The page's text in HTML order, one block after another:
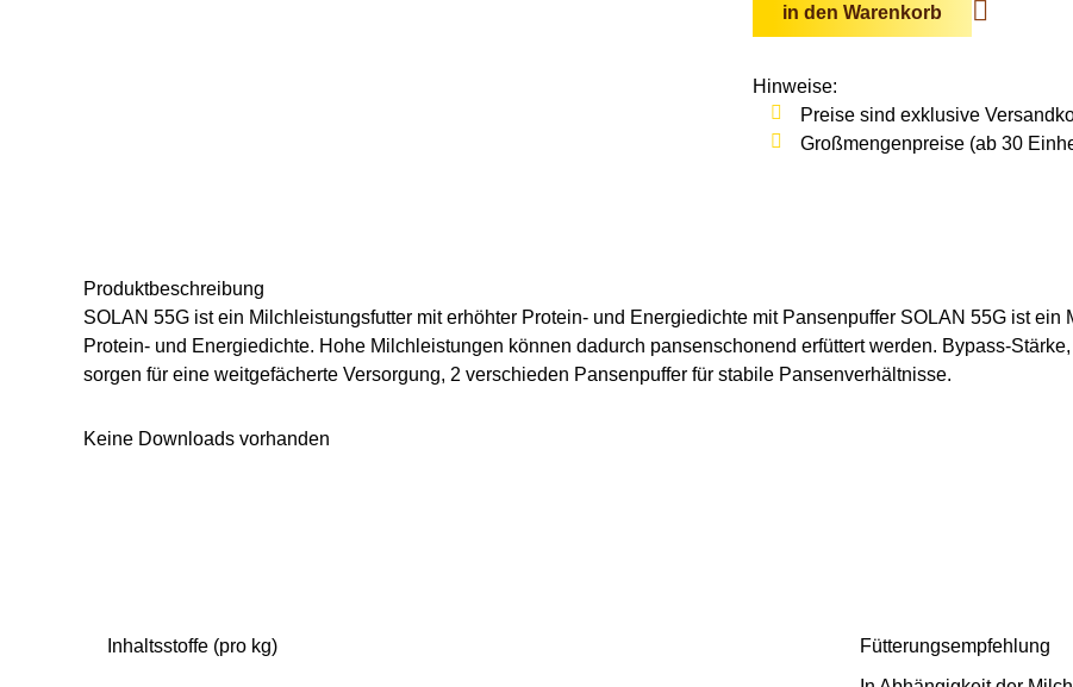
in den Warenkorb
Hinweise:
Preise sind exklusive
Großmengenpreise (ab 30
Produkt­beschreibung
SOLAN 55G ist ein Milchleistungsfutter mit erhöhter Protein- und Energiedichte mit Pansenpuffer SOLAN 55G ist
Protein- und Energiedichte. Hohe Milchleistungen können dadurch pansenschonend erfüttert werden. Bypass-
sorgen für eine weitgefächerte Versorgung, 2 verschieden Pansenpuffer für stabile Pansenverhältnisse.
Keine Downloads vorhanden
Inhaltsstoffe (pro kg)
Fütterungsempfehlung